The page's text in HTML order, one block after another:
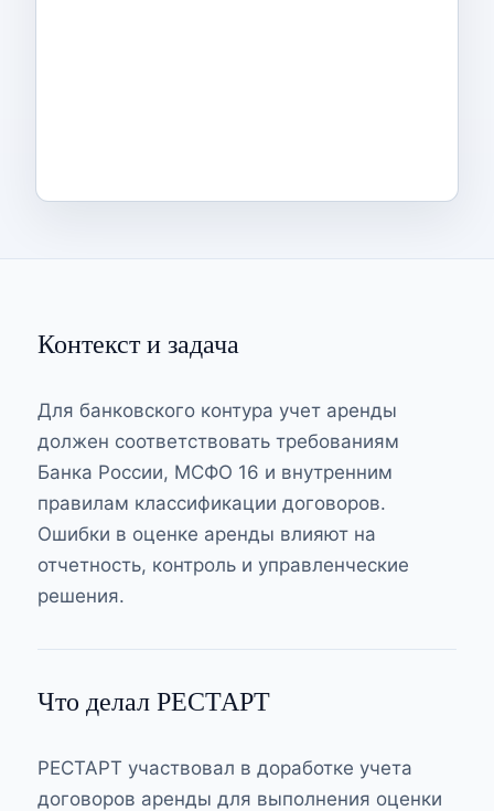
Контекст и задача
Для банковского контура учет аренды
должен соответствовать требованиям
Банка России, МСФО 16 и внутренним
правилам классификации договоров.
Ошибки в оценке аренды влияют на
отчетность, контроль и управленческие
решения.
Что делал РЕСТАРТ
РЕСТАРТ участвовал в доработке учета
договоров аренды для выполнения оценки